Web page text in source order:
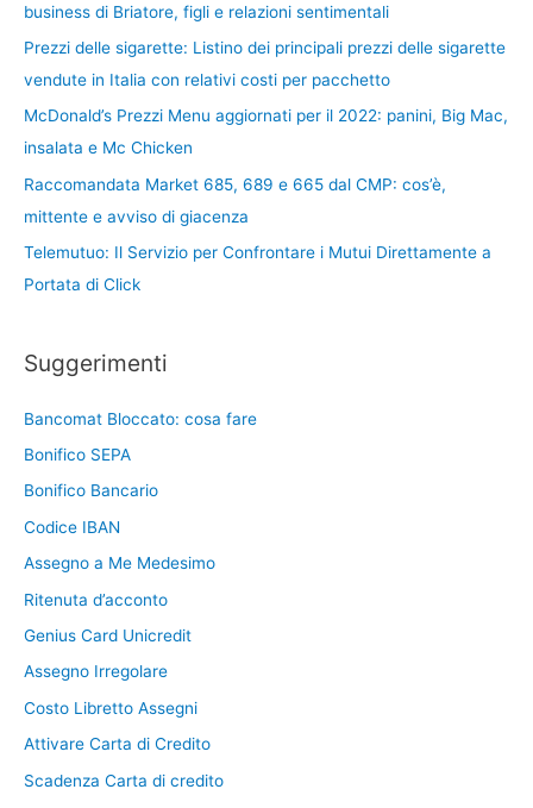
business di Briatore, figli e relazioni sentimentali
Prezzi delle sigarette: Listino dei principali prezzi delle sigarette
vendute in Italia con relativi costi per pacchetto
McDonald’s Prezzi Menu aggiornati per il 2022: panini, Big Mac,
insalata e Mc Chicken
Raccomandata Market 685, 689 e 665 dal CMP: cos’è,
mittente e avviso di giacenza
Telemutuo: Il Servizio per Confrontare i Mutui Direttamente a
Portata di Click
Suggerimenti
Bancomat Bloccato: cosa fare
Bonifico SEPA
Bonifico Bancario
Codice IBAN
Assegno a Me Medesimo
Ritenuta d’acconto
Genius Card Unicredit
Assegno Irregolare
Costo Libretto Assegni
Attivare Carta di Credito
Scadenza Carta di credito